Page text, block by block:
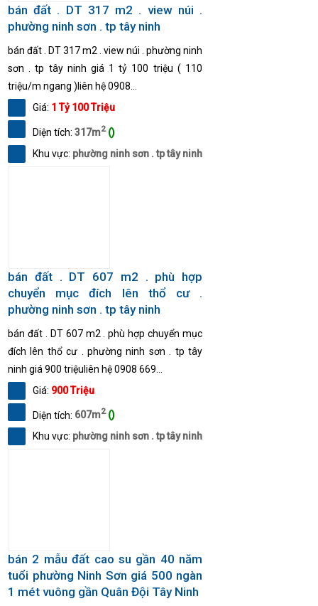
bán đất . DT 317 m2 . view núi .
phường ninh sơn . tp tây ninh
bán đất . DT 317 m2 . view núi . phường ninh
sơn . tp tây ninh giá 1 tỷ 100 triệu ( 110
triệu/m ngang )liên hệ 0908...
Giá: 1 Tỷ 100 Triệu
Diện tích: 317m2 ()
Khu vực: phường ninh sơn . tp tây ninh
bán đất . DT 607 m2 . phù hợp
chuyển mục đích lên thổ cư .
phường ninh sơn . tp tây ninh
bán đất . DT 607 m2 . phù hợp chuyển mục
đích lên thổ cư . phường ninh sơn . tp tây
ninh giá 900 triệuliên hệ 0908 669...
Giá: 900 Triệu
Diện tích: 607m2 ()
Khu vực: phường ninh sơn . tp tây ninh
bán 2 mẫu đất cao su gần 40 năm
tuổi phường Ninh Sơn giá 500 ngàn
1 mét vuông gần Quân Đội Tây Ninh